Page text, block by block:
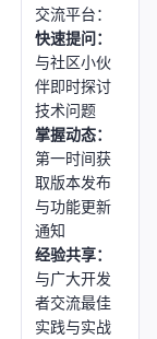
交流平台：
快速提问：
与社区小伙
伴即时探讨
技术问题
掌握动态：
第一时间获
取版本发布
与功能更新
通知
经验共享：
与广大开发
者交流最佳
实践与实战